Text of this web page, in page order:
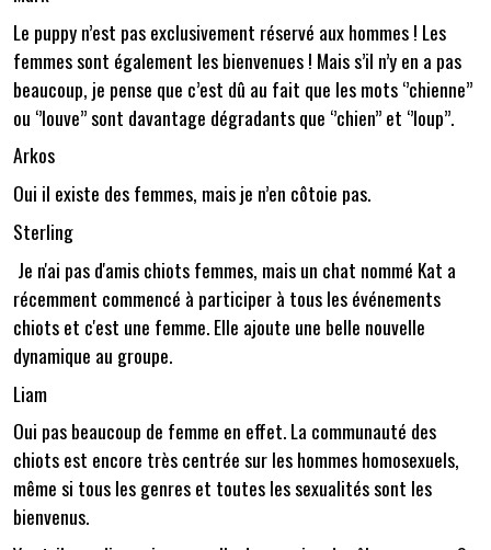
Le puppy n’est pas exclusivement réservé aux hommes ! Les
femmes sont également les bienvenues ! Mais s’il n’y en a pas
beaucoup, je pense que c’est dû au fait que les mots ‘’chienne’’
ou ‘’louve’’ sont davantage dégradants que ‘’chien’’ et ‘’loup’’.
Arkos
Oui il existe des femmes, mais je n’en côtoie pas.
Sterling
Je n'ai pas d'amis chiots femmes, mais un chat nommé Kat a
récemment commencé à participer à tous les événements
chiots et c'est une femme. Elle ajoute une belle nouvelle
dynamique au groupe.
Liam
Oui pas beaucoup de femme en effet. La communauté des
chiots est encore très centrée sur les hommes homosexuels,
même si tous les genres et toutes les sexualités sont les
bienvenus.